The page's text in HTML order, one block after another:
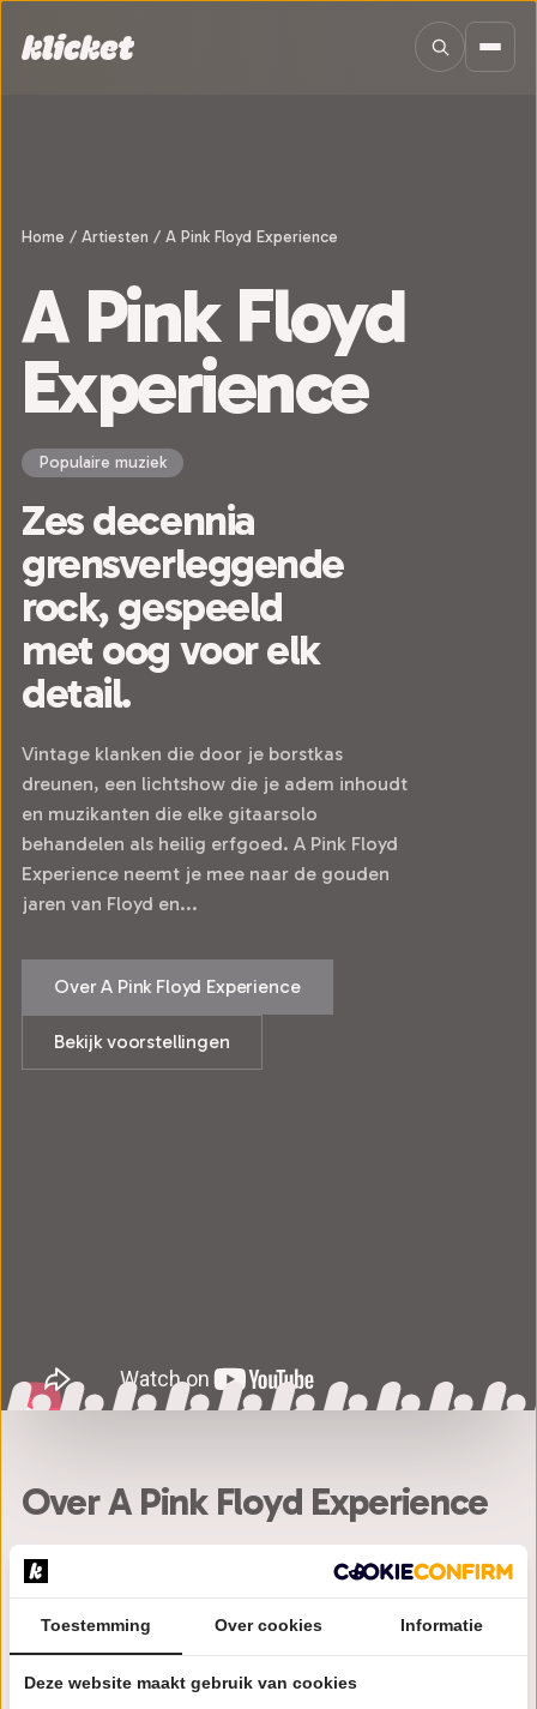
Home / Artiesten / A Pink Floyd Experience
A Pink Floyd
Experience
Populaire muziek
Zes decennia
grensverleggende
rock, gespeeld
met oog voor elk
detail.
Vintage klanken die door je borstkas
dreunen, een lichtshow die je adem inhoudt
en muzikanten die elke gitaarsolo
behandelen als heilig erfgoed. A Pink Floyd
Experience neemt je mee naar de gouden
jaren van Floyd en...
Over A Pink Floyd Experience
Bekijk voorstellingen
Over A Pink Floyd Experience
Vintage klanken die door je borstkas dreunen, een
lichtshow die je adem inhoudt en muzikanten die elke
gitaarsolo behandelen als heilig erfgoed. A Pink Floyd
Experience neemt je mee naar de gouden jaren van
Toestemming Over cookies Informatie
Deze website maakt gebruik van cookies